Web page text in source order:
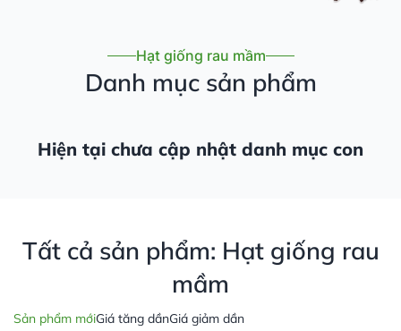
Hạt giống rau mầm
Danh mục sản phẩm
Hiện tại chưa cập nhật danh mục con
Tất cả sản phẩm: Hạt giống rau
mầm
Sản phẩm mớiGiá tăng dầnGiá giảm dần